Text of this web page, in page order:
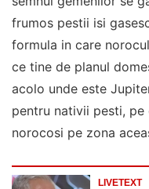
frumos pestii isi
formula in care
ce tine de planul
acolo unde este
pentru nativii pesti,
norocosi pe zona
LIVETEXT